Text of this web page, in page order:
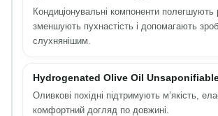
Кондиціонувальні компоненти полегшують
зменшують пухнастість і допомагають
слухнянішим.
Hydrogenated Olive Oil
Оливкові похідні підтримують м’якість,
комфортний догляд по довжині.